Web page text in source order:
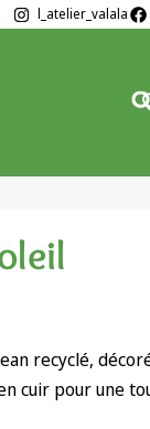
l_atelier_valala
recyclé,
cuir pour une